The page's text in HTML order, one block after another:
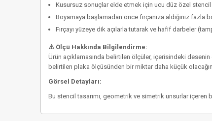
Kusursuz sonuçlar elde etmek için ucu düz özel stencil
Boyamaya başlamadan önce fırçanıza aldığınız fazla
Fırçayı yüzeye dik açılarla tutarak ve hafif darbeler
⚠️ Ölçü Hakkında Bilgilendirme:
Ürün açıklamasında belirtilen ölçüler, içerisindeki desenin
belirtilen plaka ölçüsünden bir miktar daha küçük
Görsel Detayları:
Bu stencil tasarımı, geometrik ve simetrik unsurlar